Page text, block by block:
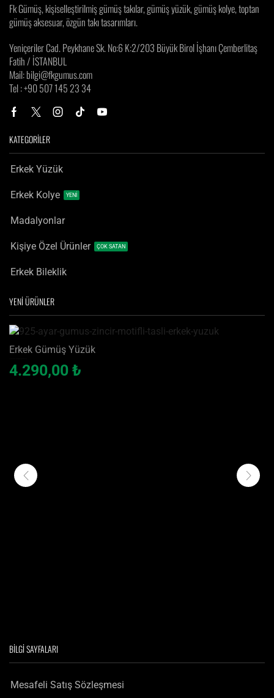
Fk Gümüş, kişiselleştirilmiş gümüş takılar, gümüş yüzük, gümüş kolye, toptan
gümüş aksesuar, özgün takı tasarımları.
Yeniçeriler Cad. Peykhane Sk. No:6 K:2/203 Büyük Birol İşhanı Çemberlitaş
Fatih / İSTANBUL
Mail: bilgi@fkgumus.com
Tel : +90 507 145 23 34
KATEGORİLER
Erkek Yüzük
Erkek Kolye YENİ
Madalyonlar
Kişiye Özel Ürünler ÇOK SATAN
Erkek Bileklik
YENİ ÜRÜNLER
Erkek Gümüş Yüzük
4.290,00 ₺
BILGI SAYFALARI
Mesafeli Satış Sözleşmesi